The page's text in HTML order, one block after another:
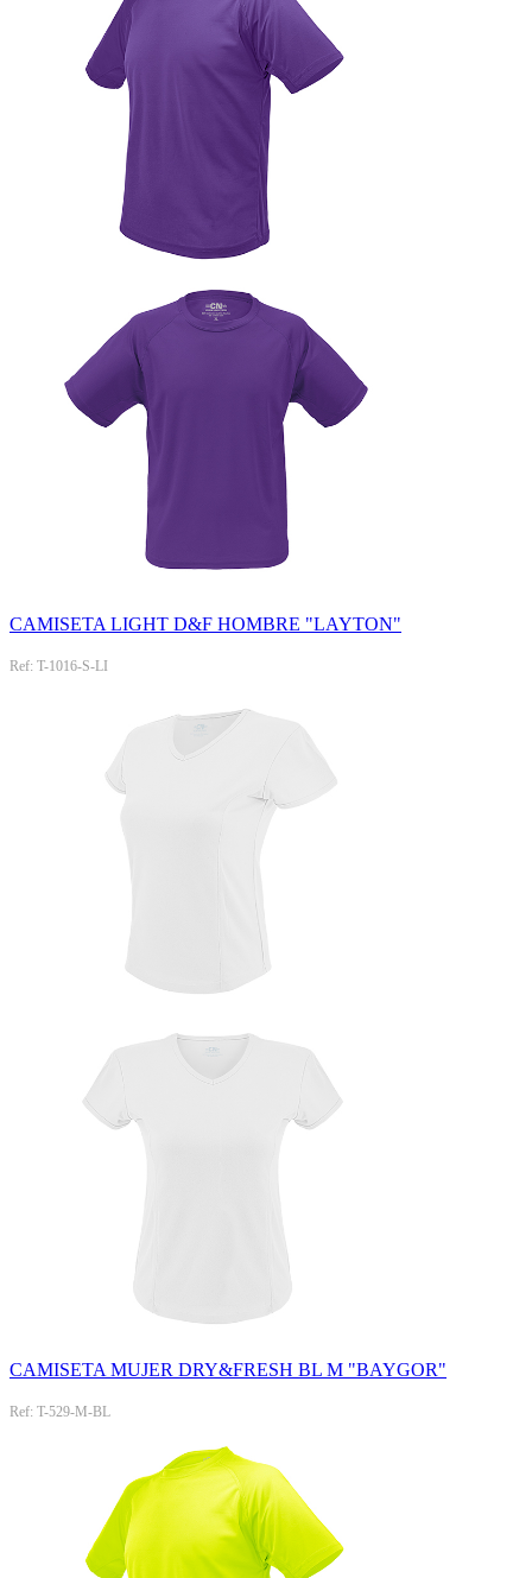
CAMISETA LIGHT D&F HOMBRE "LAYTON"
Ref: T-1016-S-LI
CAMISETA MUJER DRY&FRESH BL M "BAYGOR"
Ref: T-529-M-BL